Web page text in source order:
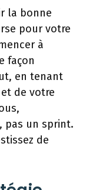
la bonne
pour votre
à
façon
en tenant
de votre
pas un sprint.
de